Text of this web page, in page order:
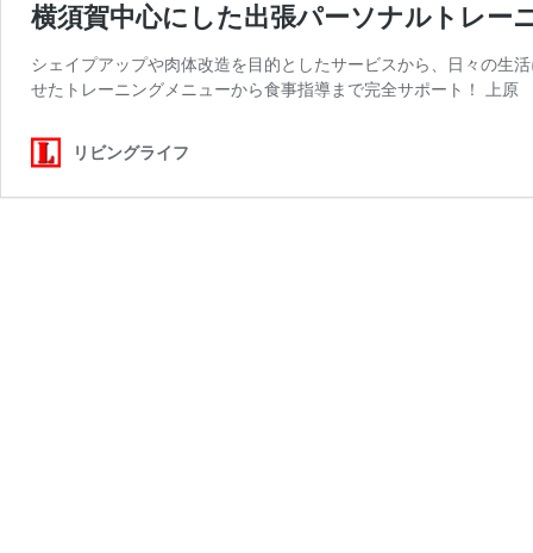
横須賀中心にした出張パーソナルトレー
シェイプアップや肉体改造を目的としたサービスから、日々の生
せたトレーニングメニューから食事指導まで完全サポート！ 上
リビングライフ